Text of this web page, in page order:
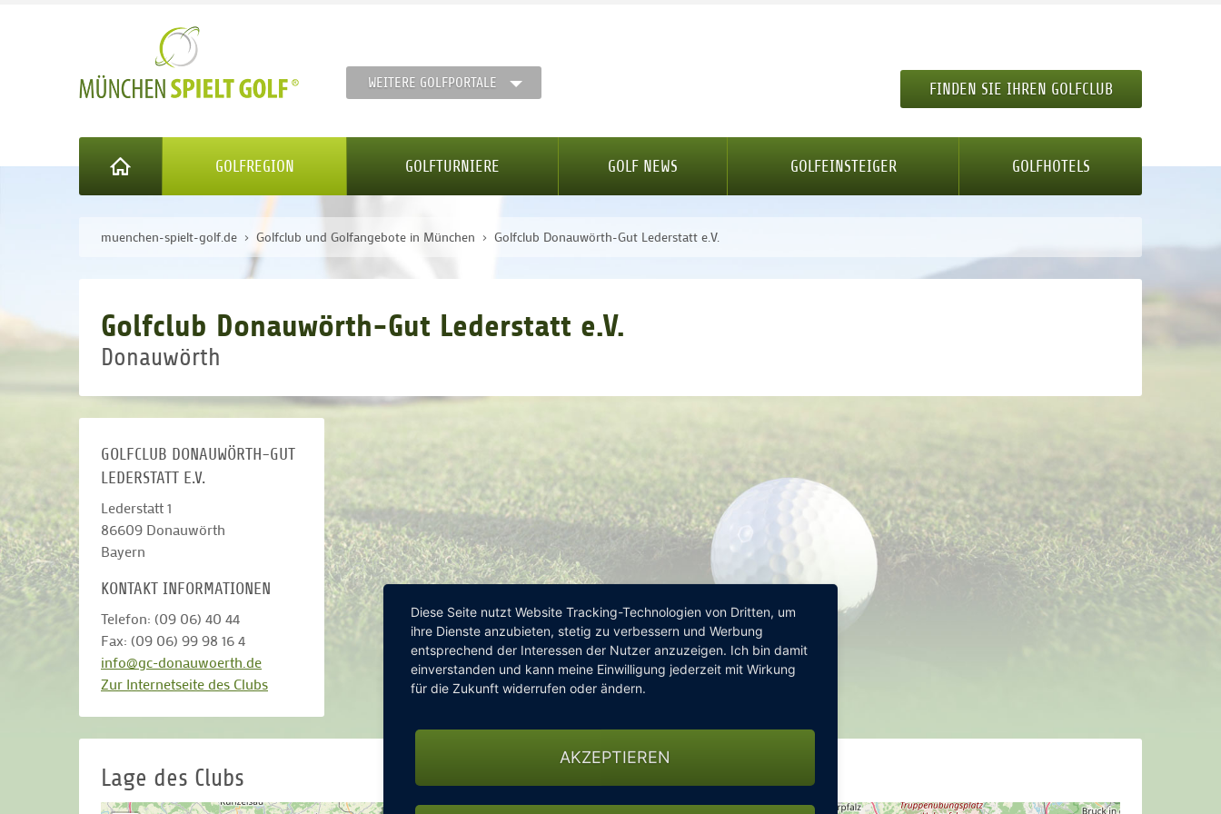
WEITERE GOLFPORTALE FINDEN SIE IHREN GOLFCLUB
GOLFREGION GOLFTURNIERE GOLF NEWS GOLFEINSTEIGER GOLFHOTELS
muenchen-spielt-golf.de Golfclub und Golfangebote in München Golfclub Donauwörth-Gut Lederstatt e.V.
Golfclub Donauwörth-Gut Lederstatt e.V.
Donauwörth
GOLFCLUB DONAUWÖRTH-GUT
LEDERSTATT E.V.
Lederstatt 1
86609 Donauwörth
Bayern
KONTAKT INFORMATIONEN
Telefon: (09 06) 40 44
Fax: (09 06) 99 98 16 4
info@gc-donauwoerth.de
Zur Internetseite des Clubs
Lage des Clubs
Diese Seite nutzt Website Tracking-Technologien von Dritten, um
ihre Dienste anzubieten, stetig zu verbessern und Werbung
entsprechend der Interessen der Nutzer anzuzeigen. Ich bin damit
einverstanden und kann meine Einwilligung jederzeit mit Wirkung
für die Zukunft widerrufen oder ändern.
AKZEPTIEREN